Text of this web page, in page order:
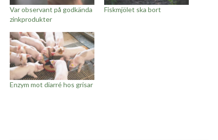
Var observant på godkända
zinkprodukter
Fiskmjölet ska bort
Enzym mot diarré hos grisar